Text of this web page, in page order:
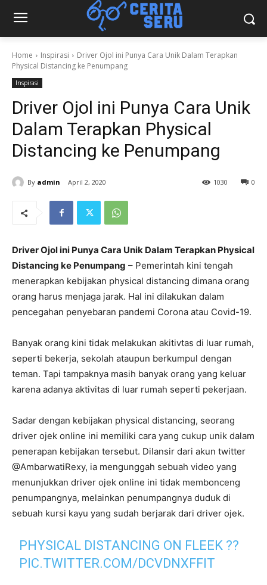
Home Inspirasi
Driver Ojol ini Punya Cara Unik Dalam Terapkan
Physical Distancing ke Penumpang
Inspirasi
Driver Ojol ini Punya Cara Unik
Dalam Terapkan Physical
Distancing ke Penumpang
By admin April 2, 2020 0
1030
Driver Ojol ini Punya Cara Unik Dalam Terapkan Physical
Distancing ke Penumpang – Pemerintah kini tengah
menerapkan kebijakan physical distancing dimana orang
orang harus menjaga jarak. Hal ini dilakukan dalam
pencegahan penyebaran pandemi Corona atau Covid-19.
Banyak orang kini tidak melakukan akitivtas di luar rumah,
seperti bekerja, sekolah ataupun berkumpul dengan
teman. Tapi tampaknya masih banyak orang yang keluar
karena adanya aktivitas di luar rumah seperti pekerjaan.
Sadar dengan kebijakan physical distancing, seorang
driver ojek online ini memiliki cara yang cukup unik dalam
penerapan kebijakan tersebut. Dilansir dari akun twitter
@AmbarwatiRexy, ia mengunggah sebuah video yang
menunjukkan driver ojek online ini tidak membonceng
penumpangnya, melainkan penumpangnya duduk di
sebuah kursi kayu yang sudah berjarak dari driver ojek.
PHYSICAL DISTANCING ON FLEEK ??
PIC.TWITTER.COM/DCVDNXFFIT